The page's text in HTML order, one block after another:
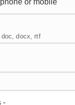
doc, docx, rtf